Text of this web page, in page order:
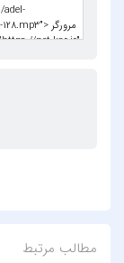
مطالب مرتبط